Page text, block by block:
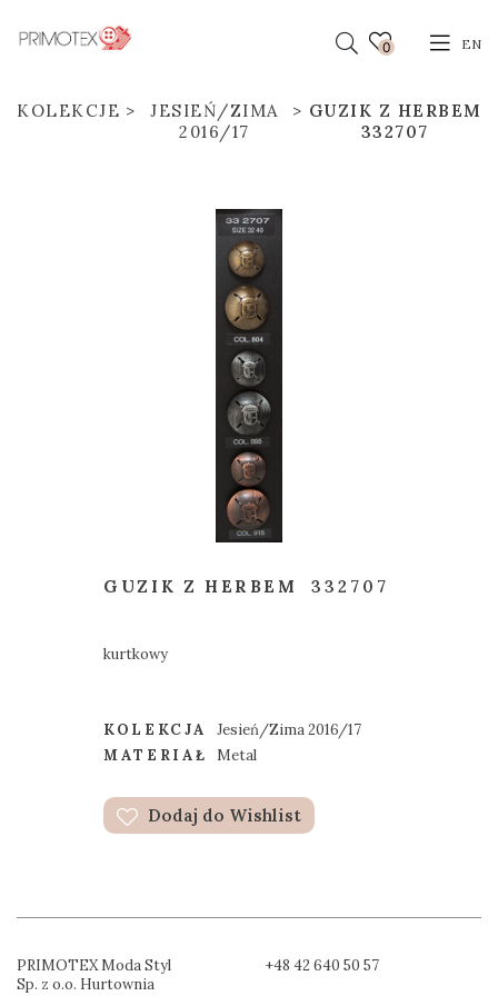
0 EN
KOLEKCJE
JESIEŃ/ZIMA
2016/17
GUZIK Z HERBEM
332707
GUZIK Z HERBEM 332707
kurtkowy
KOLEKCJA
Jesień/Zima 2016/17
MATERIAŁ
Metal
Dodaj do Wishlist
PRIMOTEX Moda Styl
Sp. z o.o. Hurtownia
+48 42 640 50 57